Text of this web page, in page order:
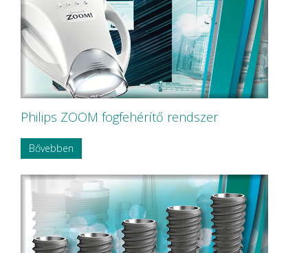
Philips ZOOM fogfehérítő rendszer
Bővebben